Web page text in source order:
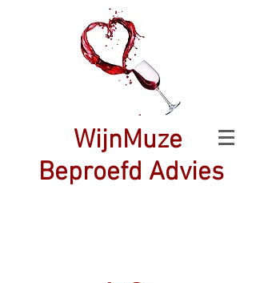
WijnMuze
Beproefd Advies